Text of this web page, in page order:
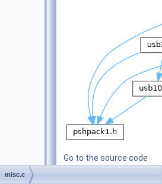
Go to the source code
misc.c